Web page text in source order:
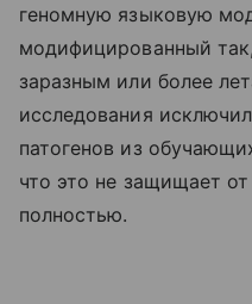
геномную языковую
модифицированный
заразным или более
исследования
патогенов из
что это не защищает
полностью.